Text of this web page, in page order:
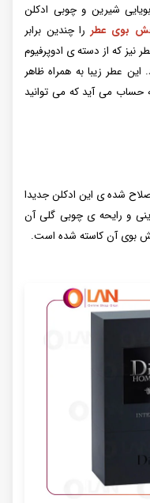
شیرین و چوبی ادکلن
بوی عطر را چندین برابر
که از دسته ی ادوپرفیوم
عطر زیبا به همراه ظاهر
حساب می آید که می توانید
شده ی این ادکلن جدیدا
و رایحه ی چوبی گلی آن
بوی آن کاسته شده است.